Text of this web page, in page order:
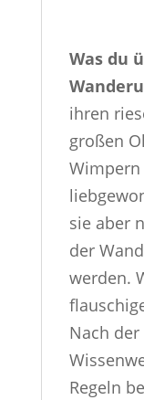
Was du
ihren
großen
sie aber
der
werden.
Nach der
Regeln